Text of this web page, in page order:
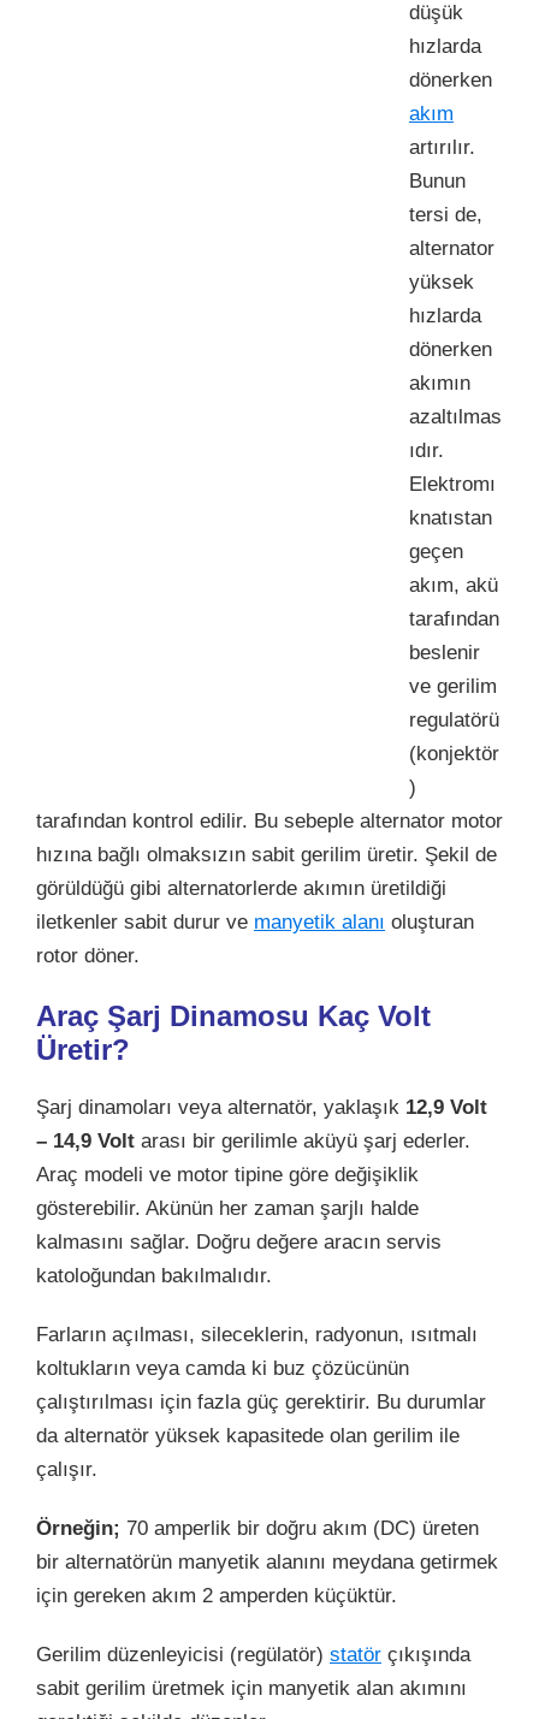
düşük
hızlarda
dönerken
akım
artırılır.
Bunun
tersi de,
alternator
yüksek
hızlarda
dönerken
akımın
azaltılmas
ıdır.
Elektromı
knatıstan
geçen
akım, akü
tarafından
beslenir
ve gerilim
regulatörü
(konjektör
)
tarafından kontrol edilir. Bu sebeple alternator motor
hızına bağlı olmaksızın sabit gerilim üretir. Şekil de
görüldüğü gibi alternatorlerde akımın üretildiği
iletkenler sabit durur ve manyetik alanı oluşturan
rotor döner.
Araç Şarj Dinamosu Kaç Volt
Üretir?
Şarj dinamoları veya alternatör, yaklaşık 12,9 Volt
– 14,9 Volt arası bir gerilimle aküyü şarj ederler.
Araç modeli ve motor tipine göre değişiklik
gösterebilir. Akünün her zaman şarjlı halde
kalmasını sağlar. Doğru değere aracın servis
katoloğundan bakılmalıdır.
Farların açılması, sileceklerin, radyonun, ısıtmalı
koltukların veya camda ki buz çözücünün
çalıştırılması için fazla güç gerektirir. Bu durumlar
da alternatör yüksek kapasitede olan gerilim ile
çalışır.
Örneğin; 70 amperlik bir doğru akım (DC) üreten
bir alternatörün manyetik alanını meydana getirmek
için gereken akım 2 amperden küçüktür.
Gerilim düzenleyicisi (regülatör) statör çıkışında
sabit gerilim üretmek için manyetik alan akımını